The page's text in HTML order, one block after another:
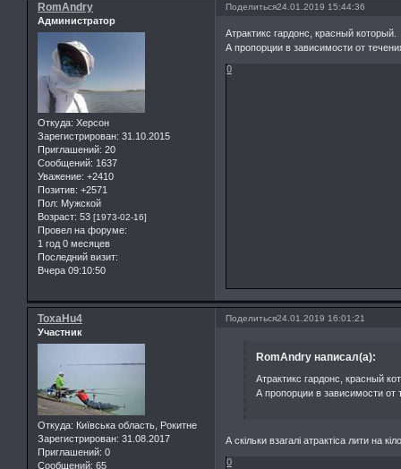
Поделиться24.01.2019 15:44:36
RomAndry
Администратор
Откуда: Херсон
Зарегистрирован: 31.10.2015
Приглашений: 20
Сообщений: 1637
Уважение: +2410
Позитив: +2571
Пол: Мужской
Возраст: 53 [1973-02-16]
Провел на форуме:
1 год 0 месяцев
Последний визит:
Вчера 09:10:50
Атрактикс гардонс, красный который.
А пропорции в зависимости от
0
Поделиться24.01.2019 16:01:21
ToxaHu4
Участник
Откуда: Київська область, Рокитне
Зарегистрирован: 31.08.2017
Приглашений: 0
Сообщений: 65
RomAndry написал(а):
Атрактикс гардонс, красный
А пропорции в зависимости от
А скільки взагалі атрактіса лити на
0